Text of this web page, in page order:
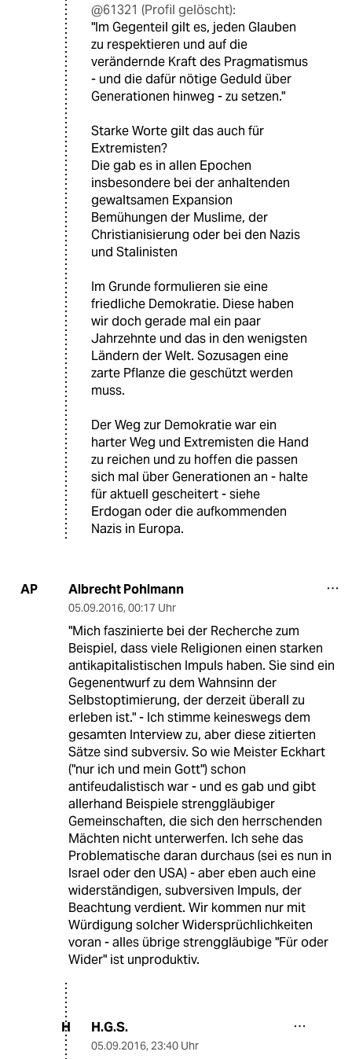
@61321 (Profil gelöscht):
"Im Gegenteil gilt es, jeden Glauben
zu respektieren und auf die
verändernde Kraft des Pragmatismus
- und die dafür nötige Geduld über
Generationen hinweg - zu setzen."
Starke Worte gilt das auch für
Extremisten?
Die gab es in allen Epochen
insbesondere bei der anhaltenden
gewaltsamen Expansion
Bemühungen der Muslime, der
Christianisierung oder bei den Nazis
und Stalinisten
Im Grunde formulieren sie eine
friedliche Demokratie. Diese haben
wir doch gerade mal ein paar
Jahrzehnte und das in den wenigsten
Ländern der Welt. Sozusagen eine
zarte Pflanze die geschützt werden
muss.
Der Weg zur Demokratie war ein
harter Weg und Extremisten die Hand
zu reichen und zu hoffen die passen
sich mal über Generationen an - halte
für aktuell gescheitert - siehe
Erdogan oder die aufkommenden
Nazis in Europa.
AP Albrecht Pohlmann
05.09.2016, 00:17 Uhr
"Mich faszinierte bei der Recherche zum
Beispiel, dass viele Religionen einen starken
antikapitalistischen Impuls haben. Sie sind ein
Gegenentwurf zu dem Wahnsinn der
Selbstoptimierung, der derzeit überall zu
erleben ist." - Ich stimme keineswegs dem
gesamten Interview zu, aber diese zitierten
Sätze sind subversiv. So wie Meister Eckhart
("nur ich und mein Gott") schon
antifeudalistisch war - und es gab und gibt
allerhand Beispiele strenggläubiger
Gemeinschaften, die sich den herrschenden
Mächten nicht unterwerfen. Ich sehe das
Problematische daran durchaus (sei es nun in
Israel oder den USA) - aber eben auch eine
widerständigen, subversiven Impuls, der
Beachtung verdient. Wir kommen nur mit
Würdigung solcher Widersprüchlichkeiten
voran - alles übrige strenggläubige "Für oder
Wider" ist unproduktiv.
H H.G.S.
05.09.2016, 23:40 Uhr